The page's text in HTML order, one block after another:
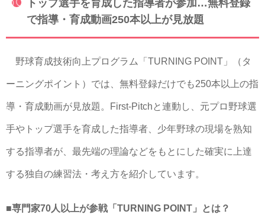
トップ選手を育成した指導者が参加…無料登録
で指導・育成動画250本以上が見放題
野球育成技術向上プログラム「TURNING POINT」（タ
ーニングポイント）では、無料登録だけでも250本以上の指
導・育成動画が見放題。First-Pitchと連動し、元プロ野球選
手やトップ選手を育成した指導者、少年野球の現場を熟知
する指導者が、最先端の理論などをもとにした確実に上達
する独自の練習法・考え方を紹介しています。
■専門家70人以上が参戦「TURNING POINT」とは？